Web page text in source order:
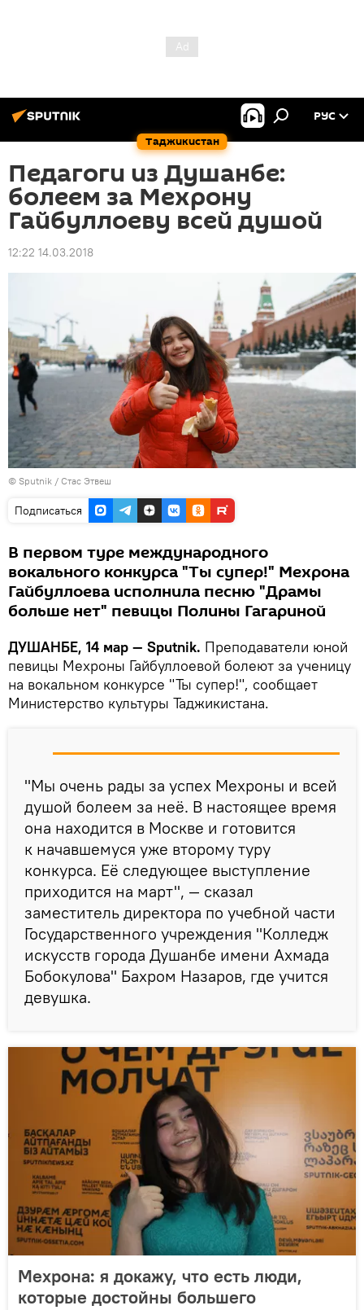
Таджикистан
РУС
Педагоги из Душанбе:
болеем за Мехрону
Гайбуллоеву всей душой
12:22 14.03.2018
© Sputnik / Стас Этвеш
Подписаться
В первом туре международного
вокального конкурса "Ты супер!" Мехрона
Гайбуллоева исполнила песню "Драмы
больше нет" певицы Полины Гагариной
ДУШАНБЕ, 14 мар — Sputnik. Преподаватели юной
певицы Мехроны Гайбуллоевой болеют за ученицу
на вокальном конкурсе "Ты супер!", сообщает
Министерство культуры Таджикистана.
"Мы очень рады за успех Мехроны и всей
душой болеем за неё. В настоящее время
она находится в Москве и готовится
к начавшемуся уже второму туру
конкурса. Её следующее выступление
приходится на март", — сказал
заместитель директора по учебной части
Государственного учреждения "Колледж
искусств города Душанбе имени Ахмада
Бобокулова" Бахром Назаров, где учится
девушка.
Мехрона: я докажу, что есть люди,
которые достойны большего